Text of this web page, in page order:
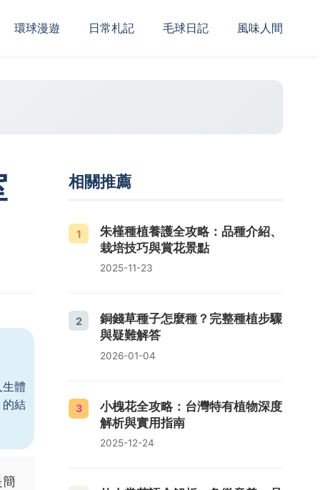
‌環球漫遊 日常札記 毛球日記 風味人間
體
的結
相關推薦
1
朱槿種植養護全攻略：品種介紹、
栽培技巧與賞花景點
2025-11-23
2
銅錢草種子怎麼種？完整種植步驟
與疑難解答
2026-01-04
3
小槐花全攻略：台灣特有植物深度
解析與實用指南
2025-12-24